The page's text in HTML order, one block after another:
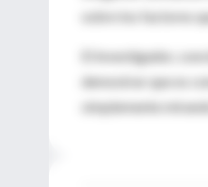
sobre los factores
El investigador,
demostrar que es
simplemente